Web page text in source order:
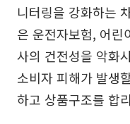
니터링을 강화하는
은 운전자보험, 어린
사의 건전성을 악화
소비자 피해가 발생
하고 상품구조를 합